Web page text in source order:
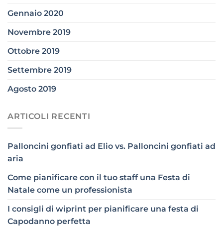
Gennaio 2020
Novembre 2019
Ottobre 2019
Settembre 2019
Agosto 2019
ARTICOLI RECENTI
Palloncini gonfiati ad Elio vs. Palloncini gonfiati ad
aria
Come pianificare con il tuo staff una Festa di
Natale come un professionista
I consigli di wiprint per pianificare una festa di
Capodanno perfetta